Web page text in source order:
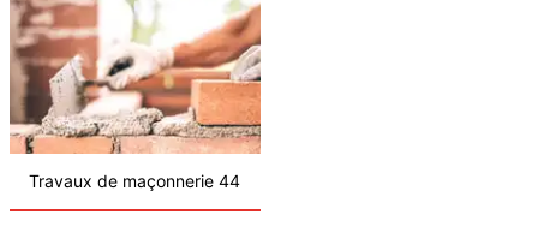
Travaux de maçonnerie 44